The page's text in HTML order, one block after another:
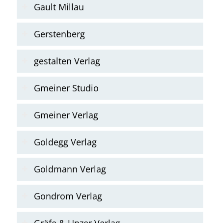
Gault Millau
Gerstenberg
gestalten Verlag
Gmeiner Studio
Gmeiner Verlag
Goldegg Verlag
Goldmann Verlag
Gondrom Verlag